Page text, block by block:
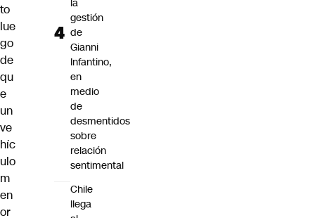
to
lue
go
de
qu
e
un
ve
híc
ulo
m
en
or
la
gestión
de
Gianni
Infantino,
en
medio
de
desmentidos
sobre
relación
sentimental
Chile
llega